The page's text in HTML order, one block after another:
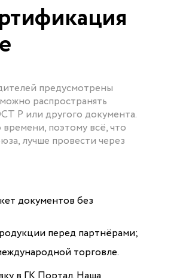
предусмотрены
распространять
Р или другого документа.
поэтому всё, что
лучше провести через
документов без
перед партнёрами;
торговле.